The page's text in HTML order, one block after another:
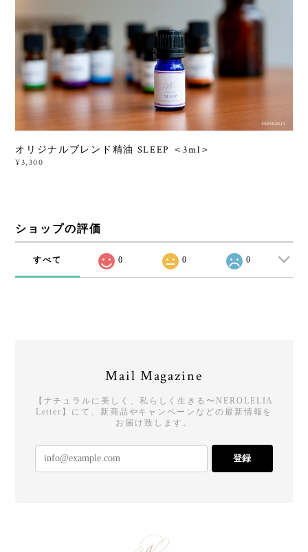
オリジナルブレンド精油 SLEEP ＜3ml＞
¥3,300
ショップの評価
すべて 0 0 0
Mail Magazine
【ナチュラルに美しく、私らしく生きる〜NEROLELIA
Letter】にて、新商品やキャンペーンなどの最新情報を
お届け致します。
登録